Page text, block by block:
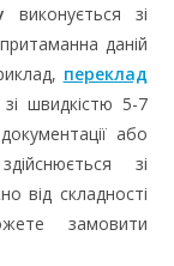
виконується зі
даній
переклад
зі швидкістю 5-7
або
зі
від складності
замовити